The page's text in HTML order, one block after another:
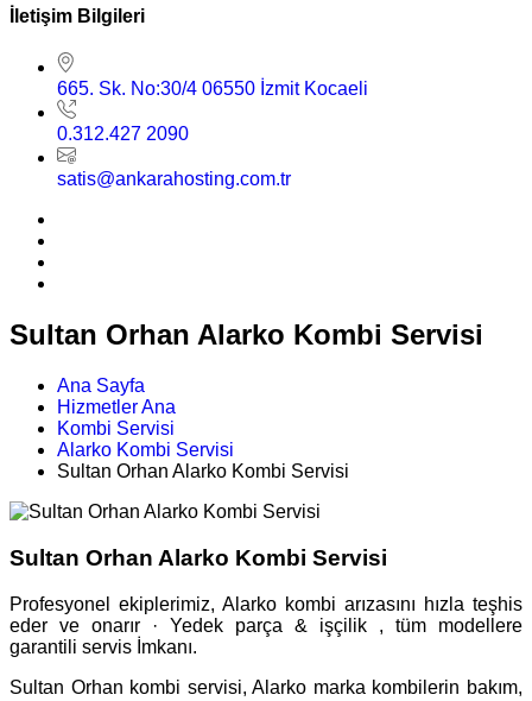
İletişim Bilgileri
665. Sk. No:30/4 06550 İzmit Kocaeli
0.312.427 2090
satis@ankarahosting.com.tr
Sultan Orhan Alarko Kombi Servisi
Ana Sayfa
Hizmetler Ana
Kombi Servisi
Alarko Kombi Servisi
Sultan Orhan Alarko Kombi Servisi
Sultan Orhan Alarko Kombi Servisi
Profesyonel ekiplerimiz, Alarko kombi arızasını hızla teşhis
eder ve onarır · Yedek parça & işçilik , tüm modellere
garantili servis İmkanı.
Sultan Orhan kombi servisi, Alarko marka kombilerin bakım,